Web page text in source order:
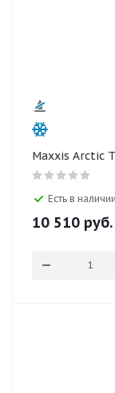
Maxxis Arctic
Есть в
10 510 руб.